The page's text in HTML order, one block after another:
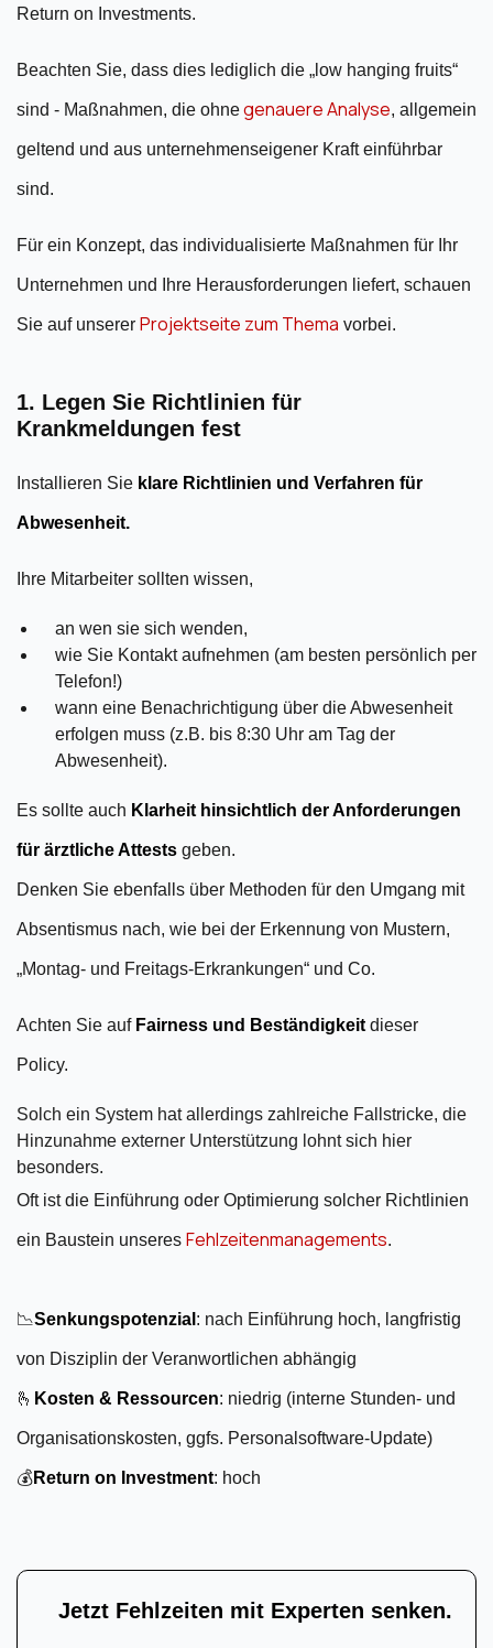
Return on Investments.
Beachten Sie, dass dies lediglich die „low hanging fruits“
sind - Maßnahmen, die ohnegenauere Analyse, allgemein
geltend und aus unternehmenseigener Kraft einführbar
sind.
Für ein Konzept, das individualisierte Maßnahmen für Ihr
Unternehmen und Ihre Herausforderungen liefert, schauen
Sie auf unserer Projektseite zum Thema vorbei.
1. Legen Sie Richtlinien für
Krankmeldungen fest
Installieren Sie klare Richtlinien und Verfahren für
Abwesenheit.
Ihre Mitarbeiter sollten wissen,
an wen sie sich wenden,
wie Sie Kontakt aufnehmen (am besten persönlich per
Telefon!)
wann eine Benachrichtigung über die Abwesenheit
erfolgen muss (z.B. bis 8:30 Uhr am Tag der
Abwesenheit).
Es sollte auch Klarheit hinsichtlich der Anforderungen
für ärztliche Attests geben.
Denken Sie ebenfalls über Methoden für den Umgang mit
Absentismus nach, wie bei der Erkennung von Mustern,
„Montag- und Freitags-Erkrankungen“ und Co.
Achten Sie auf Fairness und Beständigkeit dieser
Policy.
Solch ein System hat allerdings zahlreiche Fallstricke, die
Hinzunahme externer Unterstützung lohnt sich hier
besonders.
Oft ist die Einführung oder Optimierung solcher Richtlinien
ein Baustein unseres Fehlzeitenmanagements.
📉Senkungspotenzial : nach Einführung hoch, langfristig
von Disziplin der Veranwortlichen abhängig
🫰 Kosten & Ressourcen: niedrig (interne Stunden- und
Organisationskosten, ggfs. Personalsoftware-Update)
💰Return on Investment: hoch
Jetzt Fehlzeiten mit Experten senken.